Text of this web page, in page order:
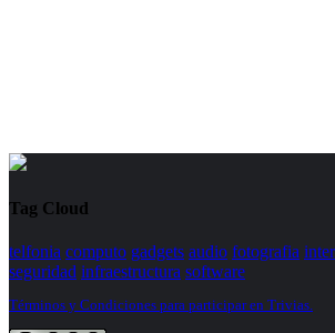
Tag Cloud
telfonia computo gadgets audio fotografia
seguridad infraestructura software
Términos y Condiciones para participar en Trivias.